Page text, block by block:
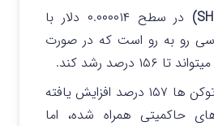
در سطح ۰.۰۰۰۰۱۴ دلار با
رو به رو است که در صورت
درصد رشد کند.
نرخ سوزاندن توکن ها ۱۵۷ درصد افزایش یافته
حاکمیتی همراه شده، اما